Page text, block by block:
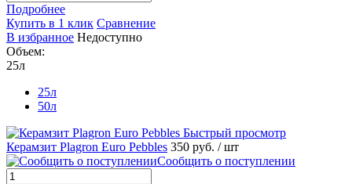
Подробнее
Купить в 1 клик Сравнение
В избранное Недоступно
Объем:
25л
25л
50л
Быстрый просмотр
Керамзит Plagron Euro Pebbles 350 руб. / шт
Сообщить о поступлении